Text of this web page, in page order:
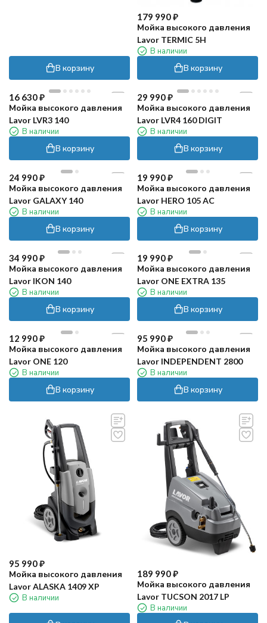
В корзину
179 990₽
Мойка высокого давления
Lavor TERMIC 5H
В наличии
В корзину
16 630₽
Мойка высокого давления
Lavor LVR3 140
В наличии
В корзину
29 990₽
Мойка высокого давления
Lavor LVR4 160 DIGIT
В наличии
В корзину
24 990₽
Мойка высокого давления
Lavor GALAXY 140
В наличии
В корзину
19 990₽
Мойка высокого давления
Lavor HERO 105 AC
В наличии
В корзину
34 990₽
Мойка высокого давления
Lavor IKON 140
В наличии
В корзину
19 990₽
Мойка высокого давления
Lavor ONE EXTRA 135
В наличии
В корзину
12 990₽
Мойка высокого давления
Lavor ONE 120
В наличии
В корзину
95 990₽
Мойка высокого давления
Lavor INDEPENDENT 2800
В наличии
В корзину
95 990₽
Мойка высокого давления
Lavor ALASKA 1409 XP
В наличии
189 990₽
Мойка высокого давления
Lavor TUCSON 2017 LP
В наличии